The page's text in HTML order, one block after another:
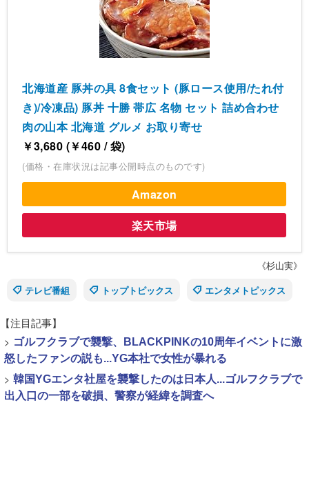
北海道産 豚丼の具 8食セット (豚ロース使用/たれ付
き)/冷凍品) 豚丼 十勝 帯広 名物 セット 詰め合わせ
肉の山本 北海道 グルメ お取り寄せ
￥3,680 (￥460 / 袋)
(価格・在庫状況は記事公開時点のものです)
Amazon
楽天市場
《杉山実》
テレビ番組
トップトピックス エンタメトピックス
【注目記事】
> ゴルフクラブで襲撃、BLACKPINKの10周年イベントに激
怒したファンの説も...YG本社で女性が暴れる
> 韓国YGエンタ社屋を襲撃したのは日本人...ゴルフクラブで
出入口の一部を破損、警察が経緯を調査へ